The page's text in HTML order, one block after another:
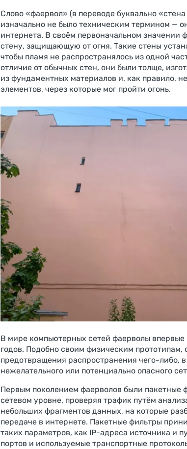
Слово «фаервол» (в переводе буквально
изначально не было техническим термином —
интернета. В своём первоначальном значении
стену, защищающую от огня. Такие стены
чтобы пламя не распространялось из одной
отличие от обычных стен, они были толще,
из фундаментных материалов и, как правило,
элементов, через которые мог пройти огонь.
В мире компьютерных сетей фаерволы впервые
годов. Подобно своим физическим прототипам,
предотвращения распространения чего-либо,
нежелательного или потенциально опасного
Первым поколением фаерволов были пакетные
сетевом уровне, проверяя трафик путём
небольших фрагментов данных, на которые
передаче в интернете. Пакетные фильтры
таких параметров, как IP-адреса источника и
портов и используемые транспортные